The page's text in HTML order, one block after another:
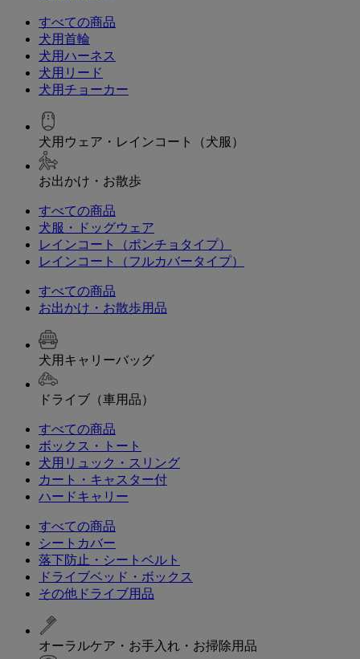
すべての商品
犬用首輪
犬用ハーネス
犬用リード
犬用チョーカー
犬用ウェア・レインコート（犬服）
お出かけ・お散歩
すべての商品
犬服・ドッグウェア
レインコート（ポンチョタイプ）
レインコート（フルカバータイプ）
すべての商品
お出かけ・お散歩用品
犬用キャリーバッグ
ドライブ（車用品）
すべての商品
ボックス・トート
犬用リュック・スリング
カート・キャスター付
ハードキャリー
すべての商品
シートカバー
落下防止・シートベルト
ドライブベッド・ボックス
その他ドライブ用品
オーラルケア・お手入れ・お掃除用品